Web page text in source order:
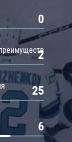
0
2
25
6